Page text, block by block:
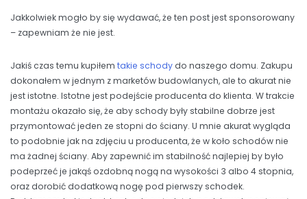
Jakkolwiek mogło by się wydawać, że ten post jest sponsorowany
– zapewniam że nie jest.
Jakiś czas temu kupiłem takie schodydo naszego domu. Zakupu
dokonałem w jednym z marketów budowlanych, ale to akurat nie
jest istotne. Istotne jest podejście producenta do klienta. W trakcie
montażu okazało się, że aby schody były stabilne dobrze jest
przymontować jeden ze stopni do ściany. U mnie akurat wygląda
to podobnie jak na zdjęciu u producenta, że w koło schodów nie
ma żadnej ściany. Aby zapewnić im stabilność najlepiej by było
podeprzeć je jakąś ozdobną nogą na wysokości 3 albo 4 stopnia,
oraz dorobić dodatkową nogę pod pierwszy schodek.